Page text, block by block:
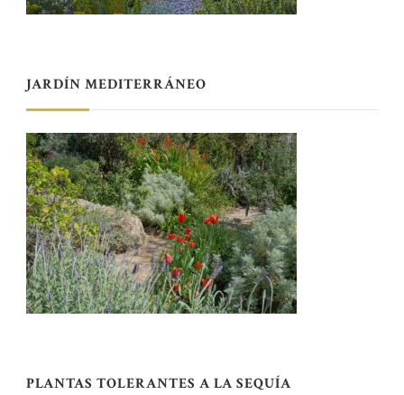
JARDÍN MEDITERRÁNEO
PLANTAS TOLERANTES A LA SEQUÍA